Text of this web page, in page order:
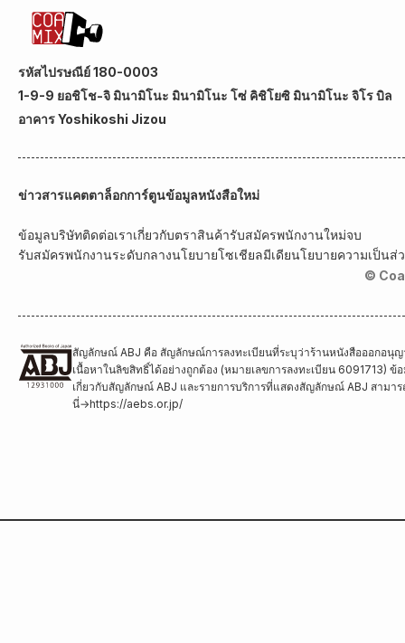
รหัสไปรษณีย์ 180-0003
1-9-9 ยอชิโช-จิ มินามิโนะ มินามิโนะ โซ่ คิชิโยซิ มินามิโนะ จิโร บิล
อาคาร Yoshikoshi Jizou
ข่าวสารแคตตาล็อกการ์ตูนข้อมูลหนังสือใหม่
ข้อมูลบริษัทติดต่อเราเกี่ยวกับตราสินค้ารับสมัครพนักงานใหม่จบ
รับสมัครพนักงานระดับกลางนโยบายโซเชียลมีเดียนโยบายความเป็นส่
©
สัญลักษณ์ ABJ คือ สัญลักษณ์การลงทะเบียนที่ระบุว่าร้านหนังสือออกอนุ
เนื้อหาในลิขสิทธิ์ได้อย่างถูกต้อง (หมายเลขการลงทะเบียน 6091713) ข้
เกี่ยวกับสัญลักษณ์ ABJ และรายการบริการที่แสดงสัญลักษณ์ ABJ สามา
นี่→https://aebs.or.jp/